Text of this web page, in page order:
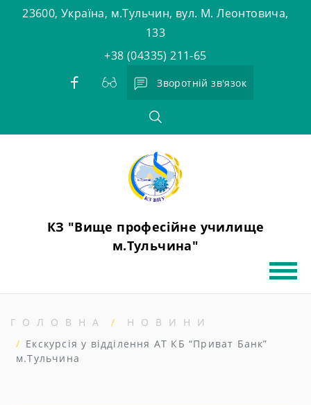
23600, Україна, м.Тульчин, вул. М. Леонтовича,
133
+38 (04335) 211-65
Зворотній зв'язок
КЗ "Вище професійне училище
м.Тульчина"
ГОЛОВНА
НОВИНИ
Екскурсія у відділення АТ КБ “Приват Банк”
м.Тульчина